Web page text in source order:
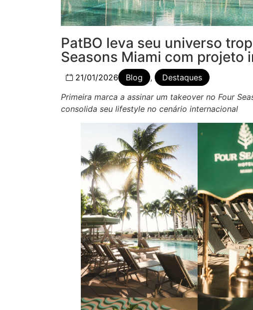
PatBO leva seu universo
Seasons Miami com projeto
21/01/2026 Blog ,
Destaques
Primeira marca a assinar um takeover no Four
consolida seu lifestyle no cenário internacional